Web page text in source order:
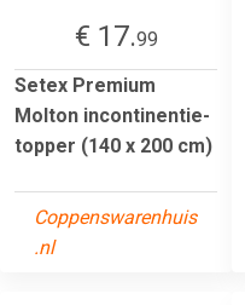
€ 17.99
Setex Premium
Molton incontinentie-
topper (140 x 200 cm)
Coppenswarenhuis
.nl